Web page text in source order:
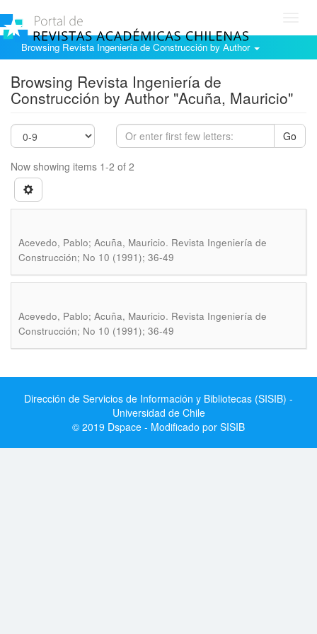
Browsing Revista Ingeniería de Construcción by Author
Browsing Revista Ingeniería de
Construcción by Author "Acuña, Mauricio"
Go
Now showing items 1-2 of 2
Acevedo, Pablo; Acuña, Mauricio. Revista Ingeniería de
Construcción; No 10 (1991); 36-49
Acevedo, Pablo; Acuña, Mauricio. Revista Ingeniería de
Construcción; No 10 (1991); 36-49
Dirección de Servicios de Información y Bibliotecas (SISIB) -
Universidad de Chile
© 2019 Dspace - Modificado por SISIB